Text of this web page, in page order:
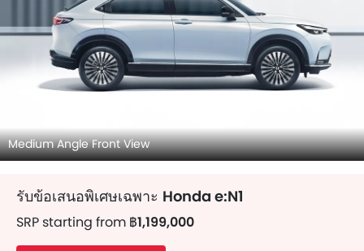
Medium Angle Front View
รับข้อเสนอพิเศษเฉพาะ Honda e:N1
SRP starting from ฿1,199,000